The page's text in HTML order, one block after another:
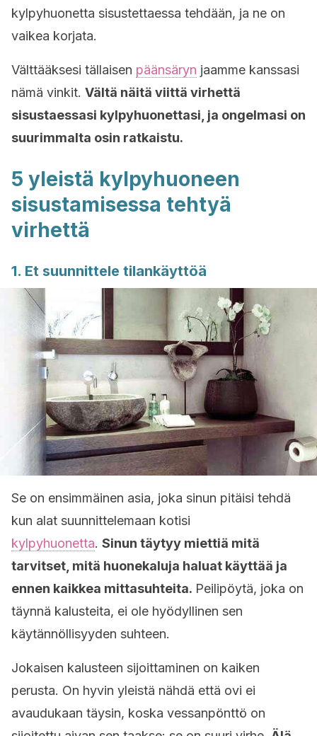
kylpyhuonetta sisustettaessa tehdään, ja ne on
vaikea korjata.
Välttääksesi tällaisen päänsäryn jaamme kanssasi
nämä vinkit. Vältä näitä viittä virhettä
sisustaessasi kylpyhuonettasi, ja ongelmasi on
suurimmalta osin ratkaistu.
5 yleistä kylpyhuoneen
sisustamisessa tehtyä
virhettä
1. Et suunnittele tilankäyttöä
Se on ensimmäinen asia, joka sinun pitäisi tehdä
kun alat suunnittelemaan kotisi
kylpyhuonetta. Sinun täytyy miettiä mitä
tarvitset, mitä huonekaluja haluat käyttää ja
ennen kaikkea mittasuhteita. Peilipöytä, joka on
täynnä kalusteita, ei ole hyödyllinen sen
käytännöllisyyden suhteen.
Jokaisen kalusteen sijoittaminen on kaiken
perusta. On hyvin yleistä nähdä että ovi ei
avaudukaan täysin, koska vessanpönttö on